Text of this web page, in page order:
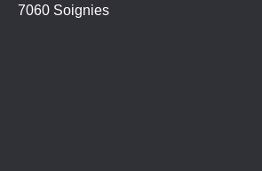
7060 Soignies